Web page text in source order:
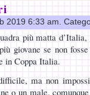
2019 6:33 am.
più matta
giovane se non
in Coppa Italia.
ma non
o un male,